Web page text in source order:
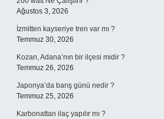
Ağustos 3, 2026
İzmitten kayseriye tren var mı ?
Temmuz 30, 2026
Kozan, Adana’nın bir ilçesi midir ?
Temmuz 26, 2026
Japonya’da barış günü nedir ?
Temmuz 25, 2026
Karbonattan ilaç yapılır mı ?